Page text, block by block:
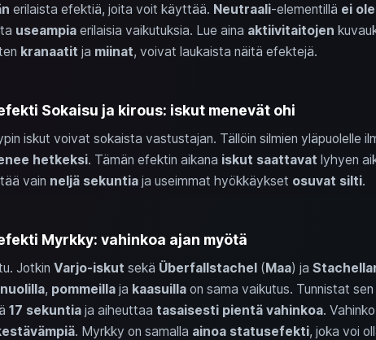
erilaista efektiä, joita voit käyttää. Neutraali-elementillä ei
useampiaerilaisia vaikutuksia. Lue aina aktiivitaitojen
kranaatit ja miinat, voivat laukaista näitä efektejä.
Sokaisu ja kirous: iskut menevät ohi
iskut voivat sokaista vastustajan. Tällöin silmien yläpuolelle
hetkeksi. Tämän efektin aikana iskut saattavat lyhyen
vain neljä sekuntiaja useimmat hyökkäykset osuvat silti.
Myrkky: vahinkoa ajan myötä
Jotkin Varjo‑iskut sekä Überfallstachel(Maa) ja
, pommeillaja kaasuillaon sama vaikutus. Tunnistat
17 sekuntiaja aiheuttaa tasaisesti pientä vahinkoa.
. Myrkky on samalla ainoa statusefekti, joka voi